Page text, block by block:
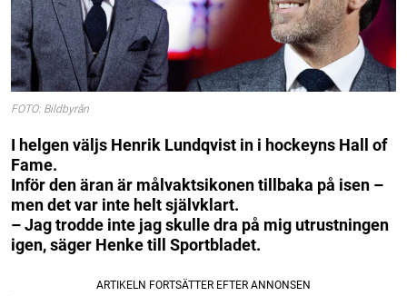
FOTO: Bildbyrån
I helgen väljs Henrik Lundqvist in i hockeyns Hall of
Fame.
Inför den äran är målvaktsikonen tillbaka på isen –
men det var inte helt självklart.
– Jag trodde inte jag skulle dra på mig utrustningen
igen, säger Henke till Sportbladet.